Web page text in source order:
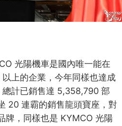
光陽機車是國內唯一能在
上的企業，今年同樣也達成
計已銷售達 5,358,790 部
20 連霸的銷售龍頭寶座，對
牌，同樣也是 KYMCO 光陽